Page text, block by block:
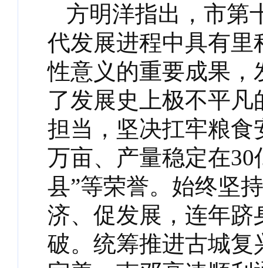
方明洋指出，市第
代发展进程中具有
性意义的重要成果
了发展史上极不平
担当，坚决扛牢粮食
万亩、产量稳定在
县”等荣誉。始终坚
济、促发展，连年
破。统筹推进古城